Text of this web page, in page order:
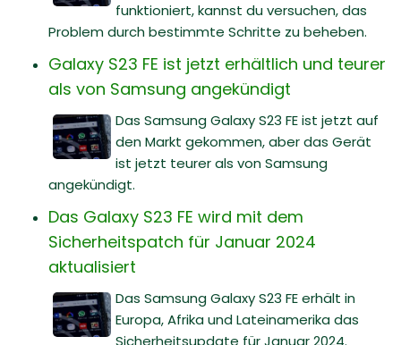
funktioniert, kannst du versuchen, das
Problem durch bestimmte Schritte zu beheben.
Galaxy S23 FE ist jetzt erhältlich und teurer
als von Samsung angekündigt
Das Samsung Galaxy S23 FE ist jetzt auf
den Markt gekommen, aber das Gerät
ist jetzt teurer als von Samsung
angekündigt.
Das Galaxy S23 FE wird mit dem
Sicherheitspatch für Januar 2024
aktualisiert
Das Samsung Galaxy S23 FE erhält in
Europa, Afrika und Lateinamerika das
Sicherheitsupdate für Januar 2024.